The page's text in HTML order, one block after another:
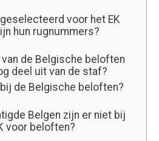
voor het EK
hun rugnummers?
de Belgische beloften
deel uit van de staf?
de Belgische beloften?
Belgen zijn er niet bij
voor beloften?